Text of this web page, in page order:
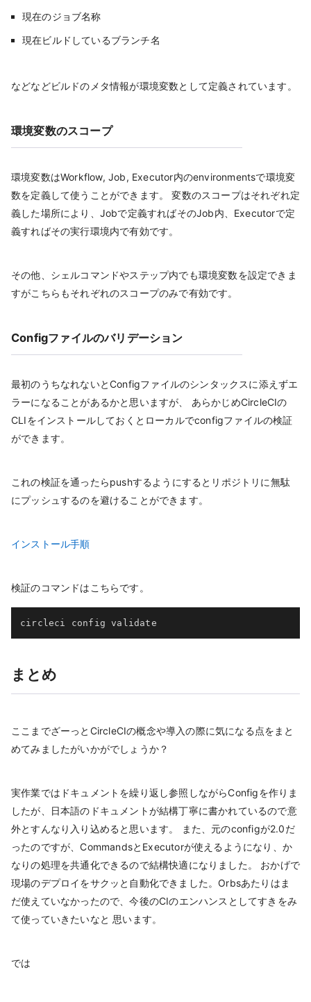
現在のジョブ名称
現在ビルドしているブランチ名
などなどビルドのメタ情報が環境変数として定義されています。
環境変数のスコープ
環境変数はWorkflow, Job, Executor内のenvironmentsで環境変
数を定義して使うことができます。 変数のスコープはそれぞれ定
義した場所により、Jobで定義すればそのJob内、Executorで定
義すればその実行環境内で有効です。
その他、シェルコマンドやステップ内でも環境変数を設定できま
すがこちらもそれぞれのスコープのみで有効です。
Configファイルのバリデーション
最初のうちなれないとConfigファイルのシンタックスに添えずエ
ラーになることがあるかと思いますが、 あらかじめCircleCIの
CLIをインストールしておくとローカルでconfigファイルの検証
ができます。
これの検証を通ったらpushするようにするとリポジトリに無駄
にプッシュするのを避けることができます。
インストール手順
検証のコマンドはこちらです。
circleci config validate
まとめ
ここまでざーっとCircleCIの概念や導入の際に気になる点をまと
めてみましたがいかがでしょうか？
実作業ではドキュメントを繰り返し参照しながらConfigを作りま
したが、日本語のドキュメントが結構丁寧に書かれているので意
外とすんなり入り込めると思います。 また、元のconfigが2.0だ
ったのですが、CommandsとExecutorが使えるようになり、か
なりの処理を共通化できるので結構快適になりました。 おかげで
現場のデプロイをサクッと自動化できました。Orbsあたりはま
だ使えていなかったので、今後のCIのエンハンスとしてすきをみ
て使っていきたいなと 思います。
では